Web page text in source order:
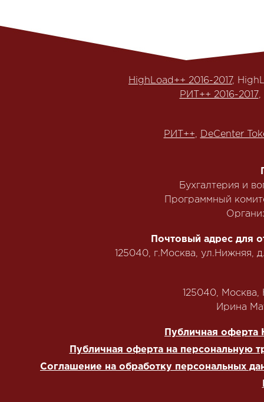
HighLoad++ 2016-2017,
РИТ++ 2016-2017,
РИТ++, DeCenter
Бухгалтерия и
Программный
Почтовый адрес для
125040, г.Москва, ул.Нижняя,
125040,
‭Ирина
Публичная оферта
Публичная оферта на персональную
Соглашение на обработку персональных